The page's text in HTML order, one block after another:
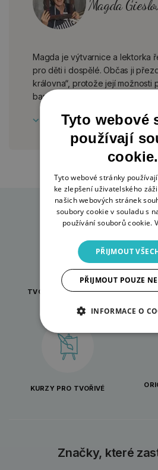
Magda
Magda je výtvarnice a lektorka
pro děti i dospělé. Občas ji
královna“, protože její možnosti
barevných kombinací a technik
TVOŘENÍ PRO KAŽDOU
KURZY PRO TVOŘIVÉ
Značky, které
Tyto webové
používají
cookie.
Tyto webové stránky
ke zlepšení uživatelského
našich webových stránek
soubory cookie v souladu s
používání souborů cookie.
PŘIJMOUT
PŘIJMOUT POUZE
INFORMACE O